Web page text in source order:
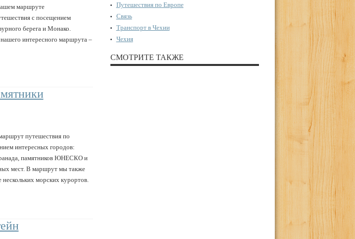
маршруте
с посещением
берега и Монако.
интересного маршрута –
путешествия по
интересных городов:
памятников ЮНЕСКО и
мест. В маршрут мы также
морских курортов.
Путешествия по Европе
Связь
Транспорт в Чехии
Чехия
СМОТРИТЕ ТАКЖЕ